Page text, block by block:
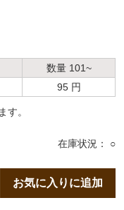
数量 101~
95 円
す。
在庫状況： ○
お気に入りに追加